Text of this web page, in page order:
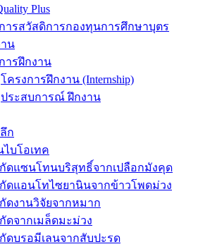
Plus
ารสวัสดิการกองทุนการศึกษาบุตร
น
ารฝึกงาน
โครงการฝึกงาน (Internship)
ประสบการณ์ ฝึกงาน
ก
ไบโอเทค
ดแซนโทนบริสุทธิ์จากเปลือกมังคุด
ดแอนโทไซยานินจากข้าวโพดม่วง
ดงานวิจัยจากหมาก
ดจากเมล็ดมะม่วง
ดบรอมีเลนจากสับปะรด